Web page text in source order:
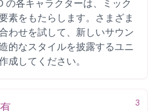
の各キャラクターは、ミック
素をもたらします。さまざま
わせを試して、新しいサウン
的なスタイルを披露するユニ
成してください。
3